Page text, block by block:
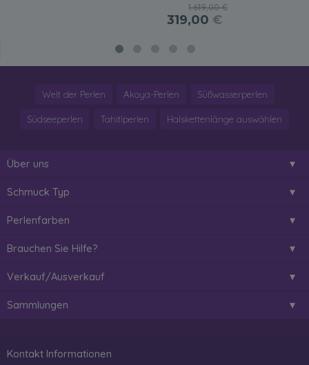
1.619,00 €
319,00 €
Welt der Perlen Akoya-Perlen Süßwasserperlen
Südseeperlen Tahitiperlen Halskettenlänge auswählen
Über uns
Schmuck Typ
Perlenfarben
Brauchen Sie Hilfe?
Verkauf/Ausverkauf
Sammlungen
Kontakt Informationen